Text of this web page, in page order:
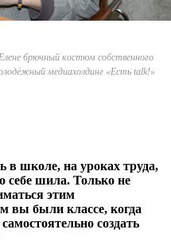
брючный костюм собственного
медиахолдинг «Есть talk!»
в школе, на уроках труда,
себе шила. Только не
этим
вы были классе, когда
создать